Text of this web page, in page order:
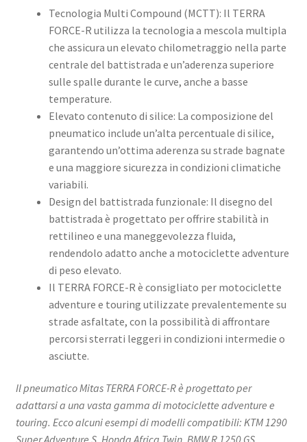
Tecnologia Multi Compound (MCTT): Il TERRA
FORCE-R utilizza la tecnologia a mescola multipla
che assicura un elevato chilometraggio nella parte
centrale del battistrada e un’aderenza superiore
sulle spalle durante le curve, anche a basse
temperature.
Elevato contenuto di silice: La composizione del
pneumatico include un’alta percentuale di silice,
garantendo un’ottima aderenza su strade bagnate
e una maggiore sicurezza in condizioni climatiche
variabili.
Design del battistrada funzionale: Il disegno del
battistrada è progettato per offrire stabilità in
rettilineo e una maneggevolezza fluida,
rendendolo adatto anche a motociclette adventure
di peso elevato.
Il TERRA FORCE-R è consigliato per motociclette
adventure e touring utilizzate prevalentemente su
strade asfaltate, con la possibilità di affrontare
percorsi sterrati leggeri in condizioni intermedie o
asciutte.
Il pneumatico Mitas TERRA FORCE-R è progettato per
adattarsi a una vasta gamma di motociclette adventure e
touring. Ecco alcuni esempi di modelli compatibili:​ KTM 1290